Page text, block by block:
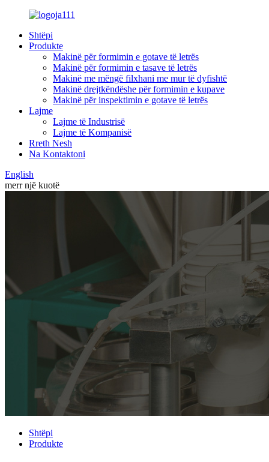
Shtëpi
Produkte
Makinë për formimin e gotave të letrës
Makinë për formimin e tasave të letrës
Makinë me mëngë filxhani me mur të dyfishtë
Makinë drejtkëndëshe për formimin e kupave
Makinë për inspektimin e gotave të letrës
Lajme
Lajme të Industrisë
Lajme të Kompanisë
Rreth Nesh
Na Kontaktoni
English
merr një kuotë
Shtëpi
Produkte